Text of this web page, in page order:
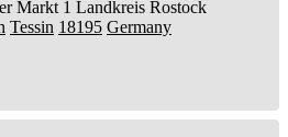
Markt 1 Landkreis Rostock
Tessin 18195 Germany